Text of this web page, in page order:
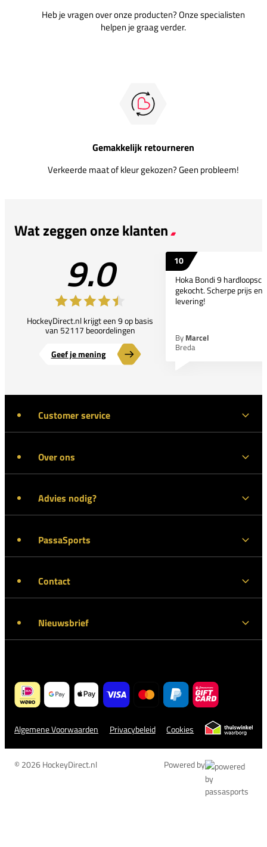
Heb je vragen over onze producten? Onze specialisten
helpen je graag verder.
Gemakkelijk retourneren
Verkeerde maat of kleur gekozen? Geen probleem!
Wat zeggen onze klanten
9.0
HockeyDirect.nl krijgt een 9 op basis
van 52117 beoordelingen
Geef je mening
10
Hoka Bondi 9
gekocht. Scherpe prijs en
levering!
By Marcel
Breda
Customer service
Over ons
Advies nodig?
PassaSports
Contact
Nieuwsbrief
Algemene Voorwaarden Privacybeleid Cookies
© 2026 HockeyDirect.nl Powered by